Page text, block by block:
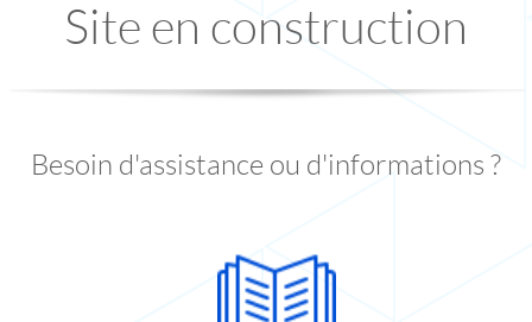
Site en construction
Besoin d'assistance ou d'informations ?